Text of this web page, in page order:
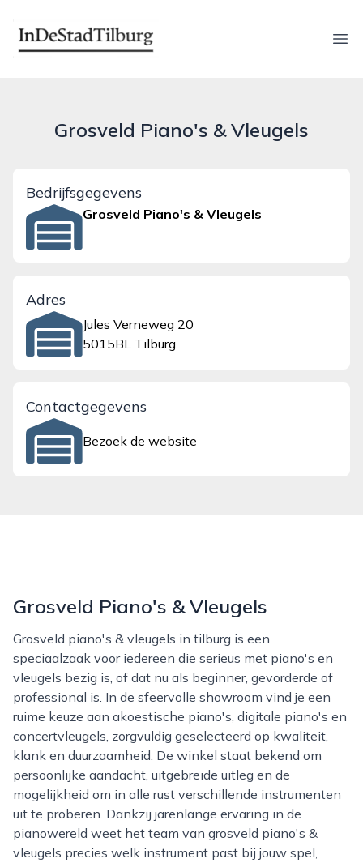
indestadtilburg.nl
Grosveld Piano's & Vleugels
Bedrijfsgegevens
Grosveld Piano's & Vleugels
Adres
Jules Verneweg 20
5015BL Tilburg
Contactgegevens
Bezoek de website
Grosveld Piano's & Vleugels
Grosveld piano's & vleugels in tilburg is een
speciaalzaak voor iedereen die serieus met piano's en
vleugels bezig is, of dat nu als beginner, gevorderde of
professional is. In de sfeervolle showroom vind je een
ruime keuze aan akoestische piano's, digitale piano's en
concertvleugels, zorgvuldig geselecteerd op kwaliteit,
klank en duurzaamheid. De winkel staat bekend om
persoonlijke aandacht, uitgebreide uitleg en de
mogelijkheid om in alle rust verschillende instrumenten
uit te proberen. Dankzij jarenlange ervaring in de
pianowereld weet het team van grosveld piano's &
vleugels precies welk instrument past bij jouw spel,